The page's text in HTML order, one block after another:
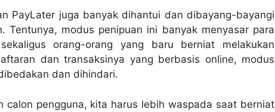
PayLater juga banyak dihantui dan dibayang-bayangi
Tentunya, modus penipuan ini banyak menyasar para
orang-orang yang baru berniat melakukan
dan transaksinya yang berbasis online, modus
dan dihindari.
calon pengguna, kita harus lebih waspada saat berniat